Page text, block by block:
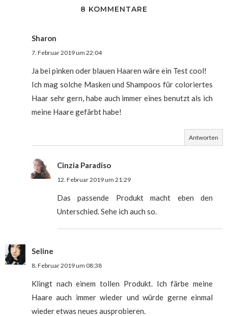
8 KOMMENTARE
Sharon
7. Februar 2019 um 22:04
Ja bei pinken oder blauen Haaren wäre ein Test cool!
Ich mag solche Masken und Shampoos für coloriertes
Haar sehr gern, habe auch immer eines benutzt als ich
meine Haare gefärbt habe!
Antworten
Cinzia Paradiso
12. Februar 2019 um 21:29
Das passende Produkt macht eben den
Unterschied. Sehe ich auch so.
Seline
8. Februar 2019 um 08:38
Klingt nach einem tollen Produkt. Ich färbe meine
Haare auch immer wieder und würde gerne einmal
wieder etwas neues ausprobieren.